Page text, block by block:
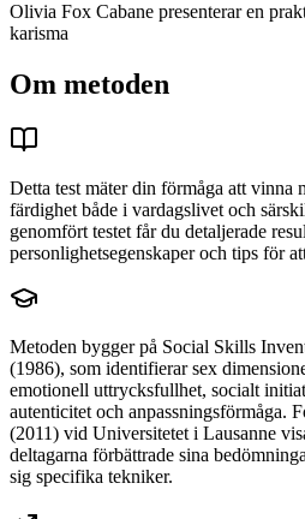
Olivia Fox Cabane presenterar en
karisma
Om metoden
Detta test mäter din förmåga att
färdighet både i vardagslivet och
genomfört testet får du detaljerade
personlighetsegenskaper och tips för
Metoden bygger på Social Skills
(1986), som identifierar sex
emotionell uttrycksfullhet, socialt
autenticitet och anpassningsförmåga.
(2011) vid Universitetet i Lausanne
deltagarna förbättrade sina
sig specifika tekniker.